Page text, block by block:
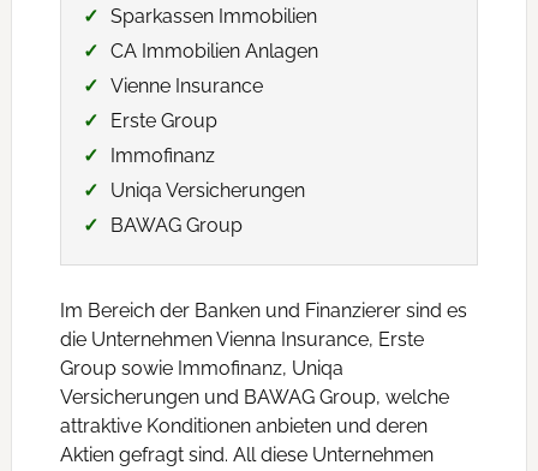
Sparkassen Immobilien
CA Immobilien Anlagen
Vienne Insurance
Erste Group
Immofinanz
Uniqa Versicherungen
BAWAG Group
Im Bereich der Banken und Finanzierer sind es
die Unternehmen Vienna Insurance, Erste
Group sowie Immofinanz, Uniqa
Versicherungen und BAWAG Group, welche
attraktive Konditionen anbieten und deren
Aktien gefragt sind. All diese Unternehmen